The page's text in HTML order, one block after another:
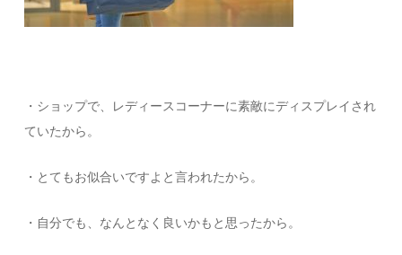
・ショップで、レディースコーナーに素敵にディスプレイされ
ていたから。
・とてもお似合いですよと言われたから。
・自分でも、なんとなく良いかもと思ったから。